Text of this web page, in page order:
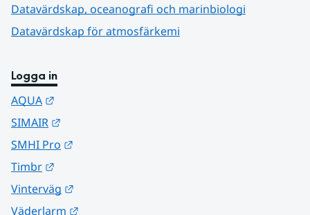
Datavärdskap, oceanografi och marinbiologi
Datavärdskap för atmosfärkemi
Logga in
AQUA
SIMAIR
SMHI Pro
Timbr
Vinterväg
Väderlarm